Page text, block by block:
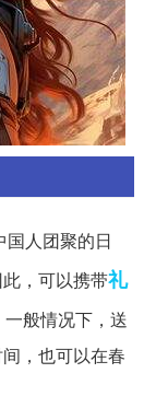
人团聚的日
，可以携带礼
般情况下，送
，也可以在春